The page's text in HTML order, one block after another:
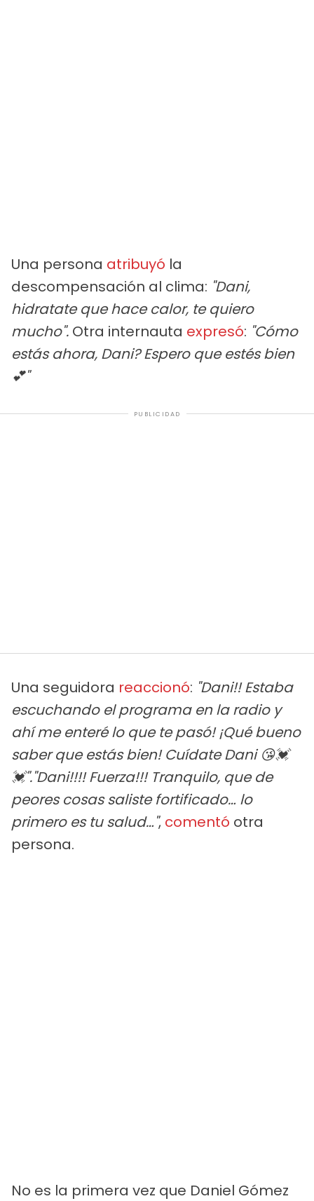
Una persona atribuyó la
descompensación al clima: "Dani,
hidratate que hace calor, te quiero
mucho". Otra internauta expresó: "Cómo
estás ahora, Dani? Espero que estés bien
💕"
PUBLICIDAD
Una seguidora reaccionó: "Dani!! Estaba
escuchando el programa en la radio y
ahí me enteré lo que te pasó! ¡Qué bueno
saber que estás bien! Cuídate Dani 😘💓
💓"."Dani!!!! Fuerza!!! Tranquilo, que de
peores cosas saliste fortificado… lo
primero es tu salud…", comentó otra
persona.
No es la primera vez que Daniel Gómez